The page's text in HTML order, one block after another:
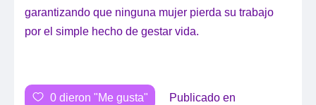
garantizando que ninguna mujer pierda su trabajo
por el simple hecho de gestar vida.
0 dieron "Me gusta" Publicado en